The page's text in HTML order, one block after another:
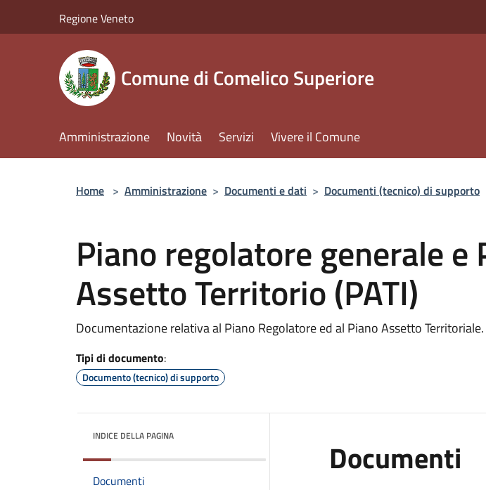
Regione Veneto
Comune di Comelico Superiore
Amministrazione Novità Servizi Vivere il Comune
Home > Amministrazione > Documenti e dati > Documenti (tecnico) di supporto
Piano regolatore generale e
Assetto Territorio (PATI)
Documentazione relativa al Piano Regolatore ed al Piano Assetto Territoriale.
Tipi di documento:
Documento (tecnico) di supporto
INDICE DELLA PAGINA
Documenti
Documenti